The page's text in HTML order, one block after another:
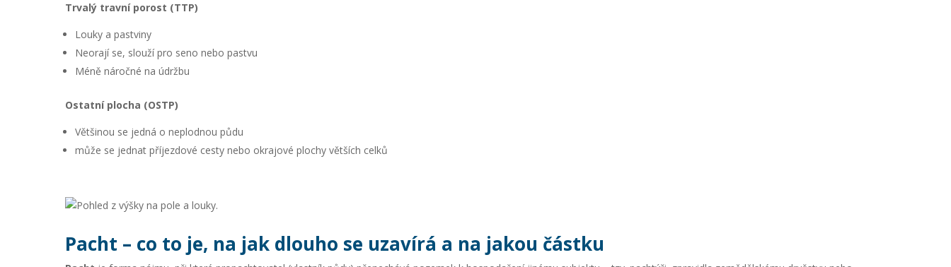
Trvalý travní porost (TTP)
Louky a pastviny
Neorají se, slouží pro seno nebo pastvu
Méně náročné na údržbu
Ostatní plocha (OSTP)
Většinou se jedná o neplodnou půdu
může se jednat příjezdové cesty nebo okrajové plochy větších celků
Pacht – co to je, na jak dlouho se uzavírá a na jakou částku